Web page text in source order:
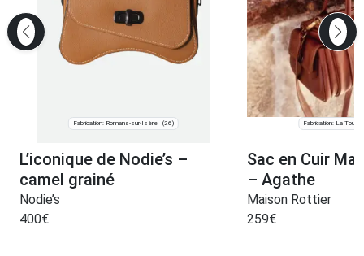
Fabrication: Romans-sur-Isère (26)
L’iconique de Nodie’s –
camel grainé
Nodie’s
400€
Fabrication: La Tour
Sac en Cuir
– Agathe
Maison Rottier
259€